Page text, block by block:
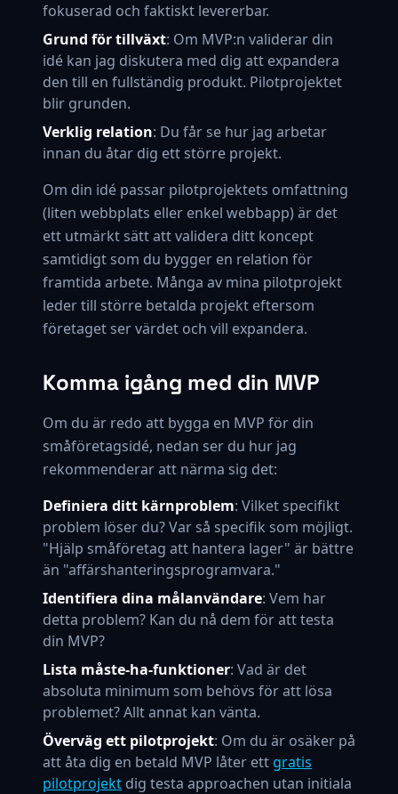
fokuserad och faktiskt levererbar.
Grund för tillväxt: Om MVP:n validerar din
idé kan jag diskutera med dig att expandera
den till en fullständig produkt. Pilotprojektet
blir grunden.
Verklig relation: Du får se hur jag arbetar
innan du åtar dig ett större projekt.
Om din idé passar pilotprojektets omfattning
(liten webbplats eller enkel webbapp) är det
ett utmärkt sätt att validera ditt koncept
samtidigt som du bygger en relation för
framtida arbete. Många av mina pilotprojekt
leder till större betalda projekt eftersom
företaget ser värdet och vill expandera.
Komma igång med din MVP
Om du är redo att bygga en MVP för din
småföretagsidé, nedan ser du hur jag
rekommenderar att närma sig det:
Definiera ditt kärnproblem: Vilket specifikt
problem löser du? Var så specifik som möjligt.
"Hjälp småföretag att hantera lager" är bättre
än "affärshanteringsprogramvara."
Identifiera dina målanvändare: Vem har
detta problem? Kan du nå dem för att testa
din MVP?
Lista måste-ha-funktioner: Vad är det
absoluta minimum som behövs för att lösa
problemet? Allt annat kan vänta.
Överväg ett pilotprojekt: Om du är osäker på
att åta dig en betald MVP låter ett gratis
pilotprojekt dig testa approachen utan initiala